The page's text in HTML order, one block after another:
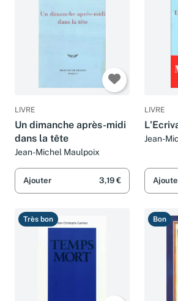
LIVRE
Un dimanche après-midi
dans la tête
Jean-Michel Maulpoix
Ajouter 3,19 €
LIVRE
Jean-
Très bon Bon